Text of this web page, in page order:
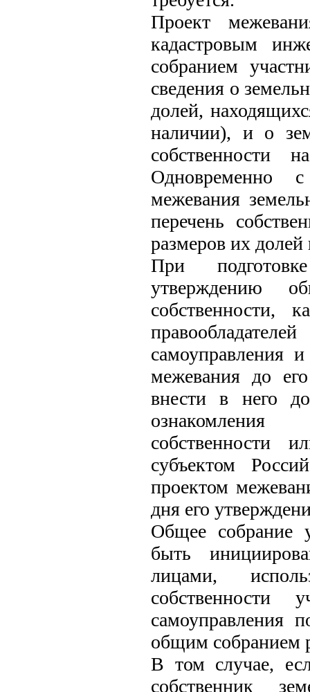
Проект
кадастровым
собранием
сведения о
долей,
наличии), и о
собственности
Одновременно
межевания
перечень
размеров их
При
утверждению
собственности,
самоуправления
межевания до
внести в него
ознакомления
собственности
субъектом
проектом
дня его
Общее собрание
быть
лицами,
собственности
самоуправления
общим собранием
В том случае,
собственник